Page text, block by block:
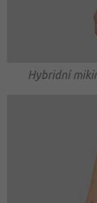
Hybridní